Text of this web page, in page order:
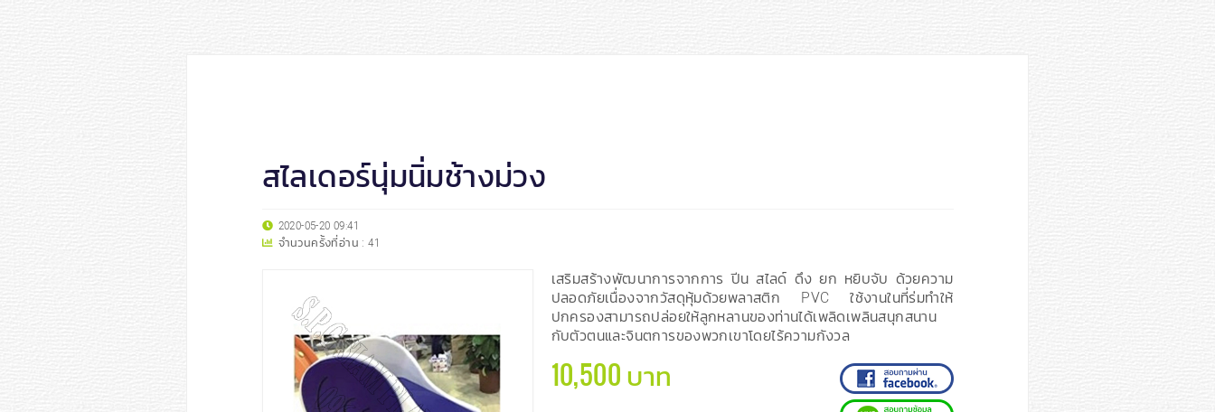
สไลเดอร์นุ่มนิ่มช้างม่วง
2020-05-20 09:41
จำนวนครั้งที่อ่าน :41
เสริมสร้างพัฒนาการจากการ ปีน สไลด์ ดึง ยก หยิบจับ ด้วยความ
ปลอดภัยเนื่องจากวัสดุหุ้มด้วยพลาสติก PVC ใช้งานในที่ร่มทำให้
ปกครองสามารถปล่อยให้ลูกหลานของท่านได้เพลิดเพลินสนุกสนาน
กับตัวตนและจินตการของพวกเขาโดยไร้ความกังวล
10,500 บาท